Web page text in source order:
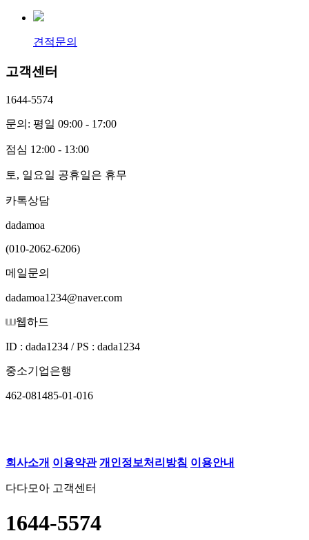
견적문의
고객센터
1644-5574
문의: 평일 09:00 - 17:00
점심 12:00 - 13:00
토, 일요일 공휴일은 휴무
카톡상담
dadamoa
(010-2062-6206)
메일문의
dadamoa1234@naver.com
웹하드
ID : dada1234 / PS : dada1234
중소기업은행
462-081485-01-016
회사소개 이용약관 개인정보처리방침 이용안내
다다모아 고객센터
1644-5574